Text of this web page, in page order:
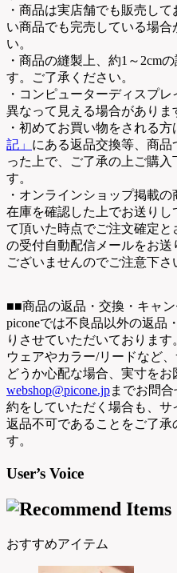
・商品は実店舗でも販売し
い商品でも完売している場
い。
・商品の縫製上、約1～2cm
す。ご了承ください。
・コンピューターディスプ
異なって見える場合がありま
・初めてお買い物をされる方
記」 にある返品交換等、商
った上で、ご了承の上ご購
す。
・オンラインショップ掲載
在庫を確認した上でお送り
て頂いた時点でご注文確定
の受付自動配信メールをお
ございませんのでご注意下さ
■■商品の返品・交換・キャ
piconeでは不良品以外の返品
りさせていただいております
ウェアやカラー/リードなど
どうか心配な場合、実寸をお
webshop@picone.jpまでお問
約をしていただく場合も、
返品不可であることをご了承
す。
User’s Voice
おすすめアイテム